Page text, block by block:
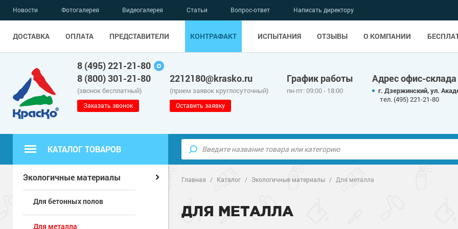
Новости Фотогалерея Видеогалерея Статьи Вопрос-ответ Написать директору
ДОСТАВКА ОПЛАТА ПРЕДСТАВИТЕЛИ КОНТРАФАКТ ИСПЫТАНИЯ ОТЗЫВЫ О КОМПАНИИ
8 (495) 221-21-80
8 (800) 301-21-80
(звонок бесплатный)
Заказать звонок
2212180@krasko.ru
(прием заявок круглосуточный)
Оставить заявку
График работы
пн-пт: 09:00 - 18:00
Адрес офис-
г. Дзержинский, ул.
тел. (495) 221-21-80
КАТАЛОГ ТОВАРОВ
Полимерные наливные полы Полиуретановые полы
Для бетонных полов
Главная / Каталог / Экологичные материалы / Для металла
ДЛЯ МЕТАЛЛА
Экологичные материалы
Для бетонных полов
Для металла